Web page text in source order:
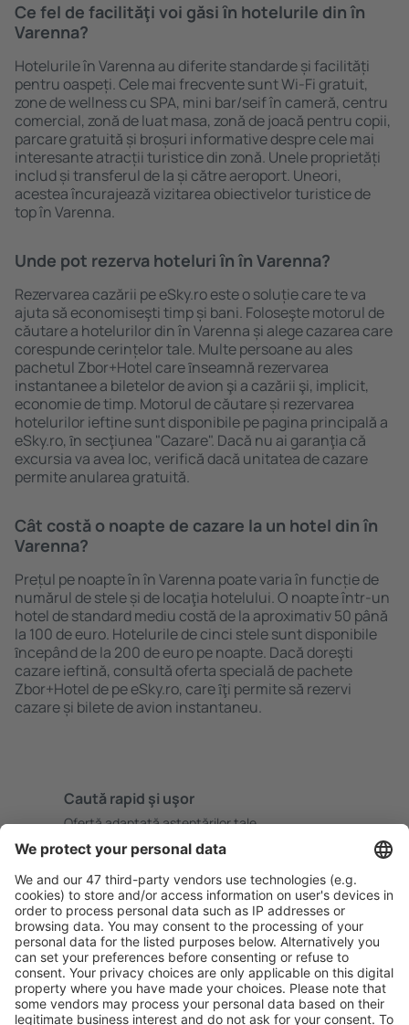
Ce fel de facilităţi voi găsi ȋn hotelurile din în
Varenna?
Hotelurile în Varenna au diferite standarde și facilități
pentru oaspeți. Cele mai frecvente sunt Wi-Fi gratuit,
zone de wellness cu SPA, mini bar/seif în cameră, centru
comercial, zonă de luat masa, zonă de joacă pentru copii,
parcare gratuită și broșuri informative despre cele mai
interesante atracții turistice din zonă. Unele proprietăți
includ și transferul de la și către aeroport. Uneori,
acestea încurajează vizitarea obiectivelor turistice de
top în Varenna.
Unde pot rezerva hoteluri ȋn în Varenna?
Rezervarea cazării pe eSky.ro este o soluție care te va
ajuta să economiseşti timp și bani. Foloseşte motorul de
căutare a hotelurilor din în Varenna și alege cazarea care
corespunde cerințelor tale. Multe persoane au ales
pachetul Zbor+Hotel care ȋnseamnă rezervarea
instantanee a biletelor de avion şi a cazării şi, implicit,
economie de timp. Motorul de căutare și rezervarea
hotelurilor ieftine sunt disponibile pe pagina principală a
eSky.ro, ȋn secţiunea "Cazare". Dacă nu ai garanţia că
excursia va avea loc, verifică dacă unitatea de cazare
permite anularea gratuită.
Cât costă o noapte de cazare la un hotel din în
Varenna?
Prețul pe noapte în în Varenna poate varia în funcție de
numărul de stele și de locaţia hotelului. O noapte într-un
hotel de standard mediu costă de la aproximativ 50 până
la 100 de euro. Hotelurile de cinci stele sunt disponibile
ȋncepând de la 200 de euro pe noapte. Dacă doreşti
cazare ieftină, consultă oferta specială de pachete
Zbor+Hotel de pe eSky.ro, care ȋţi permite să rezervi
cazare și bilete de avion instantaneu.
Caută rapid şi uşor
Ofertă adaptată aşteptărilor tale.
Planifică ȋn siguranţă
Rezervare fără griji cu opțiune gratuită de anulare.
Economiseşte mai mult
Prețuri atractive și oferte speciale pentru utilizatorii
conectați.